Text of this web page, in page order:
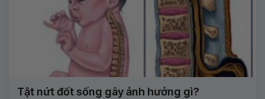
Tật nứt đốt sống gây ảnh hưởng gì?